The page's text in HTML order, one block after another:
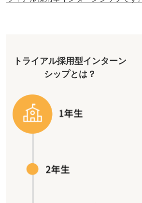
トライアル採用型インターン
シップとは？